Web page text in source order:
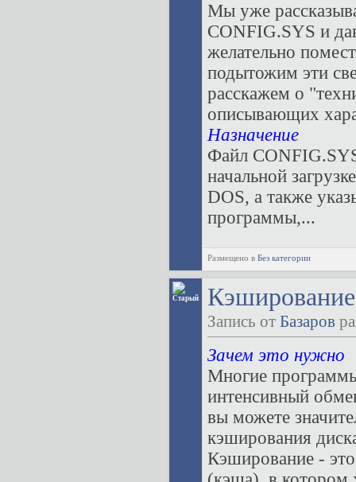
Мы уже
CONFIG.SYS и
желательно
подытожим эти
расскажем о
описывающих
Назначение
Файл
начальной
DOS, а также
программы,...
Размещено в Без категории
Запись от Базаров
Зачем это нужно
Многие
интенсивный
вы можете
кэширования
Кэширование - это